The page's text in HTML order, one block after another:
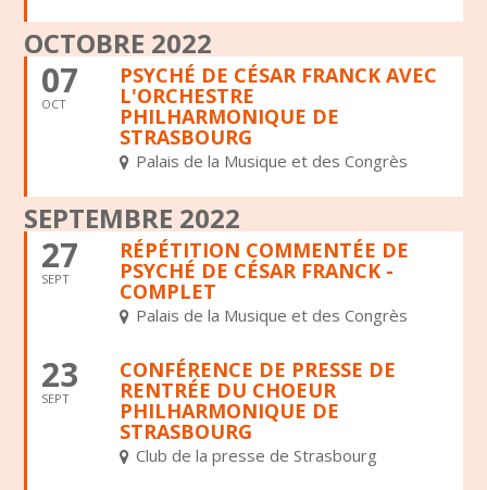
OCTOBRE 2022
07
OCT
PSYCHÉ DE CÉSAR FRANCK AVEC
L'ORCHESTRE
PHILHARMONIQUE DE
STRASBOURG
Palais de la Musique et des Congrès
SEPTEMBRE 2022
27
SEPT
RÉPÉTITION COMMENTÉE DE
PSYCHÉ DE CÉSAR FRANCK -
COMPLET
Palais de la Musique et des Congrès
23
SEPT
CONFÉRENCE DE PRESSE DE
RENTRÉE DU CHOEUR
PHILHARMONIQUE DE
STRASBOURG
Club de la presse de Strasbourg